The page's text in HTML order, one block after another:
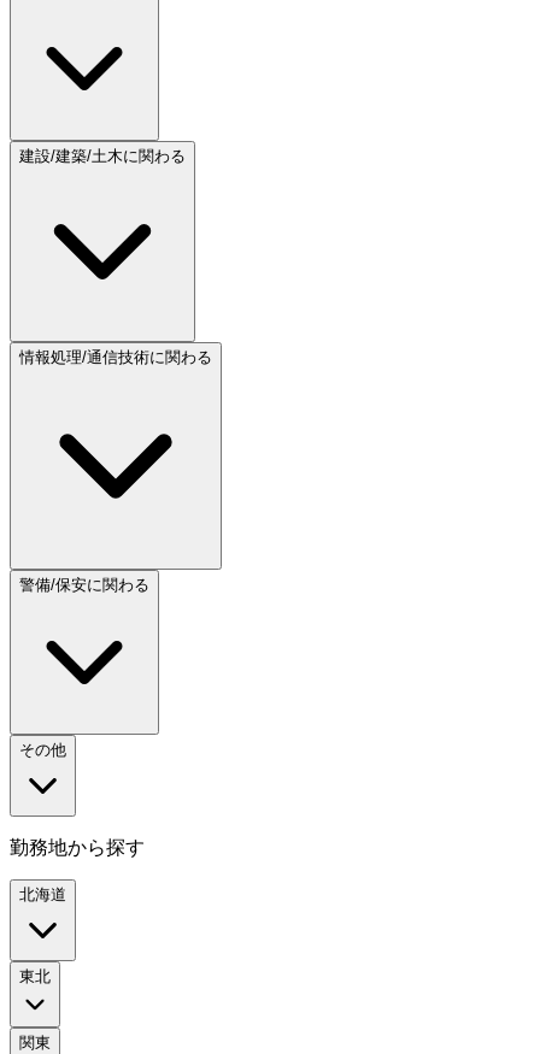
建設/建築/土木に関わる
情報処理/通信技術に関わる
警備/保安に関わる
その他
勤務地から探す
北海道
東北
関東